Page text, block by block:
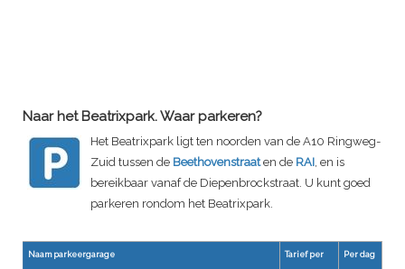
Naar het Beatrixpark. Waar parkeren?
Het Beatrixpark ligt ten noorden van de A10 Ringweg-
Zuid tussen de Beethovenstraaten de RAI , en is
bereikbaar vanaf de Diepenbrockstraat. U kunt goed
parkeren rondom het Beatrixpark.
Naam parkeergarage Tarief per Per dag